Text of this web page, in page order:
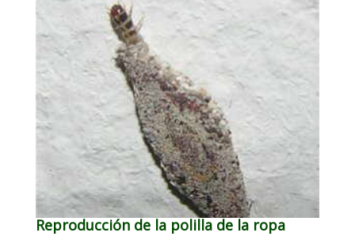
Reproducción de la polilla de la ropa